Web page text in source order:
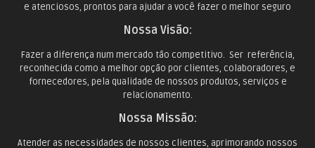
e atenciosos, prontos para ajudar a você fazer o melhor seguro
Nossa Visão:
Fazer a diferença num mercado tão competitivo. Ser referência,
reconhecida como a melhor opção por clientes, colaboradores, e
fornecedores, pela qualidade de nossos produtos, serviços e
relacionamento.
Nossa Missão:
Atender as necessidades de nossos clientes, aprimorando nossos